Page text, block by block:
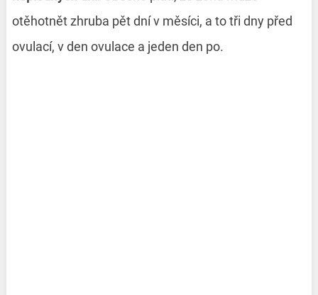
otěhotnět zhruba pět dní v měsíci, a to tři dny před
ovulací, v den ovulace a jeden den po.